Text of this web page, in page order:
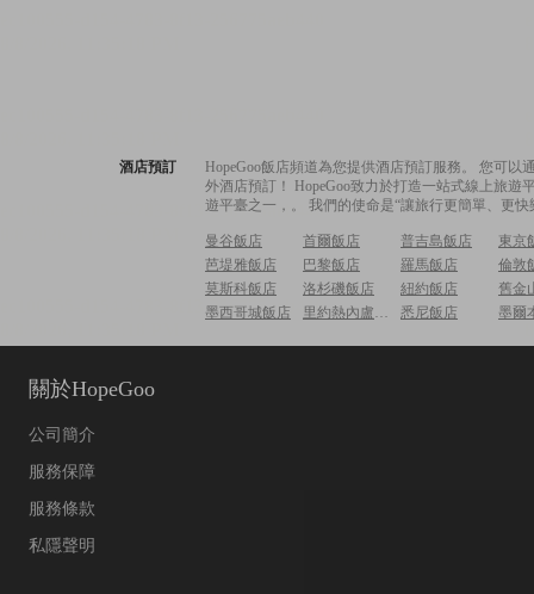
酒店預訂
HopeGoo飯店頻道為您提供酒店預訂服務。 您可
外酒店預訂！ HopeGoo致力於打造一站式線上旅
遊平臺之一，。 我們的使命是“讓旅行更簡單、更
曼谷飯店 首爾飯店 普吉島飯店
東京
芭堤雅飯店
巴黎飯店 羅馬飯店
倫敦
莫斯科飯店
洛杉磯飯店 紐約飯店
舊金
墨西哥城飯店
里約熱內盧飯店 悉尼飯店 墨爾
關於HopeGoo
公司簡介
服務保障
服務條款
私隱聲明